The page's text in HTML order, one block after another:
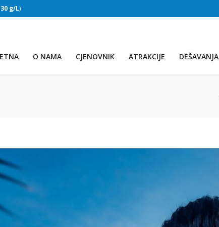
30 g/L)
O NAMA CJENOVNIK ATRAKCIJE DEŠAVANJA